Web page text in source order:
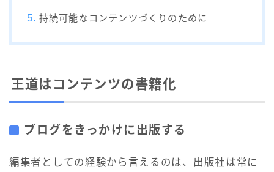
持続可能なコンテンツづくりのために
王道はコンテンツの書籍化
ブログをきっかけに出版する
編集者としての経験から言えるのは、出版社は常に